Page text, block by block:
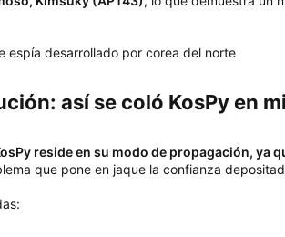
así se coló KosPy en
reside en su modo de propagación,
que pone en jaque la confianza